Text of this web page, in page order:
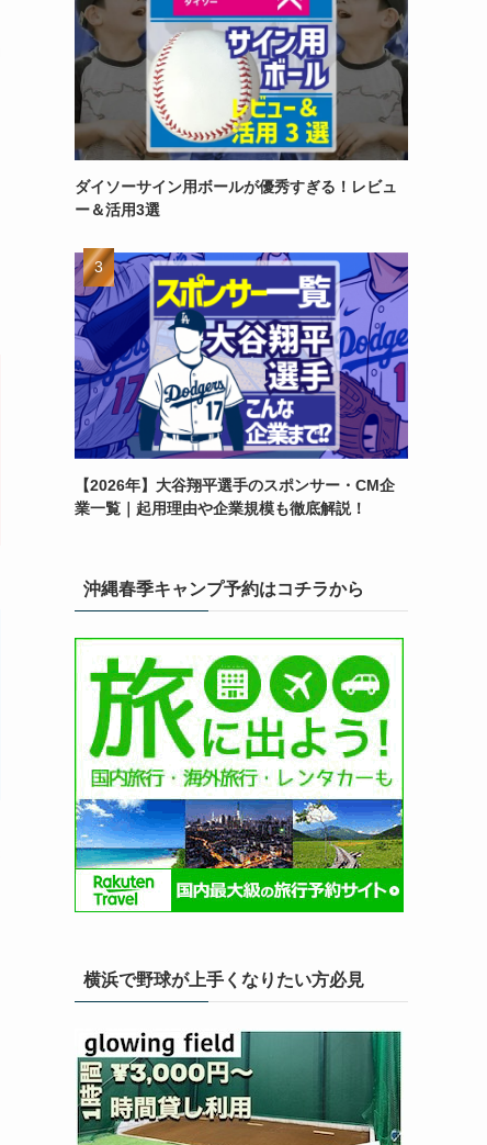
ダイソーサイン用ボールが優秀すぎる！レビュ
ー＆活用3選
【2026年】大谷翔平選手のスポンサー・CM企
業一覧｜起用理由や企業規模も徹底解説！
沖縄春季キャンプ予約はコチラから
横浜で野球が上手くなりたい方必見